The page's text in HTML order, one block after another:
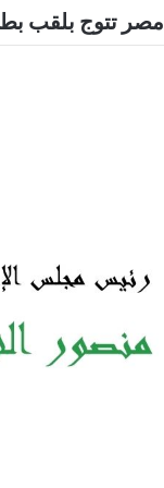
الرائد مجدي فرج